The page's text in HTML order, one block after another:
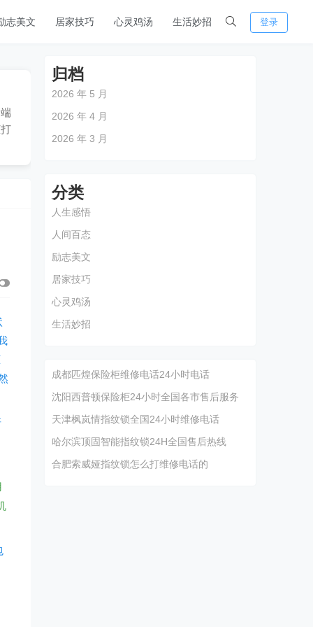
志美文 居家技巧 心灵鸡汤 生活妙招 登录
归档
2026 年 5 月
2026 年 4 月
2026 年 3 月
分类
人生感悟
人间百态
励志美文
居家技巧
心灵鸡汤
生活妙招
成都匹煌保险柜维修电话24小时电话
沈阳西普顿保险柜24小时全国各市售后服务
天津枫岚情指纹锁全国24小时维修电话
哈尔滨顶固智能指纹锁24H全国售后热线
合肥索威娅指纹锁怎么打维修电话的